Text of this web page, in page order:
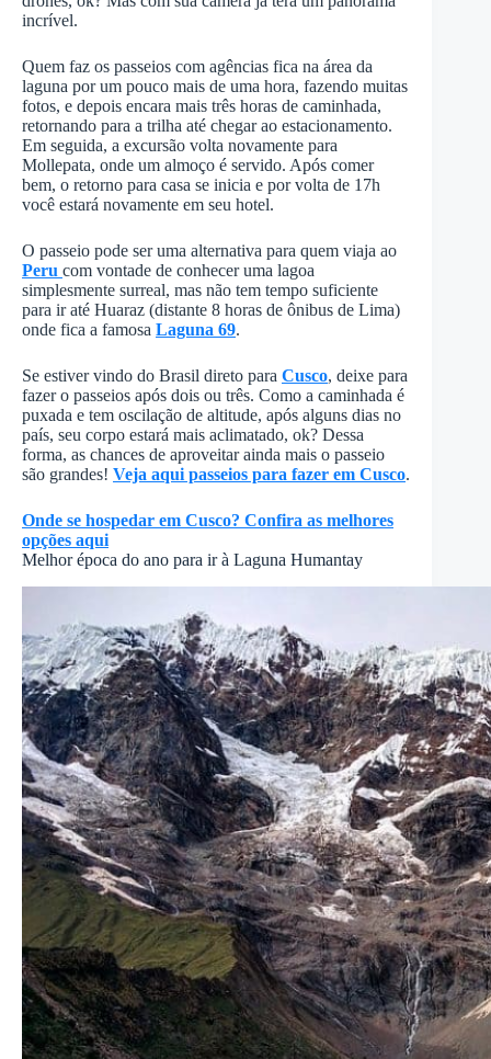
incrível.
Quem faz os passeios com agências fica na área da
laguna por um pouco mais de uma hora, fazendo muitas
fotos, e depois encara mais três horas de caminhada,
retornando para a trilha até chegar ao estacionamento.
Em seguida, a excursão volta novamente para
Mollepata, onde um almoço é servido. Após comer
bem, o retorno para casa se inicia e por volta de 17h
você estará novamente em seu hotel.
O passeio pode ser uma alternativa para quem viaja ao
Peru com vontade de conhecer uma lagoa
simplesmente surreal, mas não tem tempo suficiente
para ir até Huaraz (distante 8 horas de ônibus de Lima)
onde fica a famosa Laguna 69.
Se estiver vindo do Brasil direto para Cusco, deixe para
fazer o passeios após dois ou três. Como a caminhada é
puxada e tem oscilação de altitude, após alguns dias no
país, seu corpo estará mais aclimatado, ok? Dessa
forma, as chances de aproveitar ainda mais o passeio
são grandes! Veja aqui passeios para fazer em Cusco.
Onde se hospedar em Cusco? Confira as melhores
opções aqui
Melhor época do ano para ir à Laguna Humantay